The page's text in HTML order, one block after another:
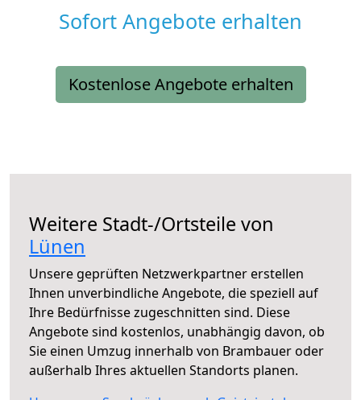
Sofort Angebote erhalten
Kostenlose Angebote erhalten
Weitere Stadt-/Ortsteile von
Lünen
Unsere geprüften Netzwerkpartner erstellen
Ihnen unverbindliche Angebote, die speziell auf
Ihre Bedürfnisse zugeschnitten sind. Diese
Angebote sind kostenlos, unabhängig davon, ob
Sie einen Umzug innerhalb von Brambauer oder
außerhalb Ihres aktuellen Standorts planen.